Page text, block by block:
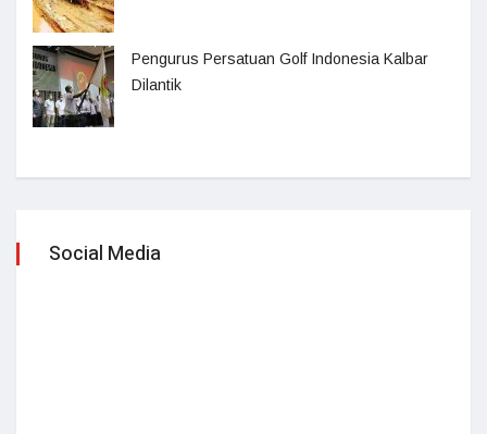
Pengurus Persatuan Golf Indonesia Kalbar
Dilantik
Social Media